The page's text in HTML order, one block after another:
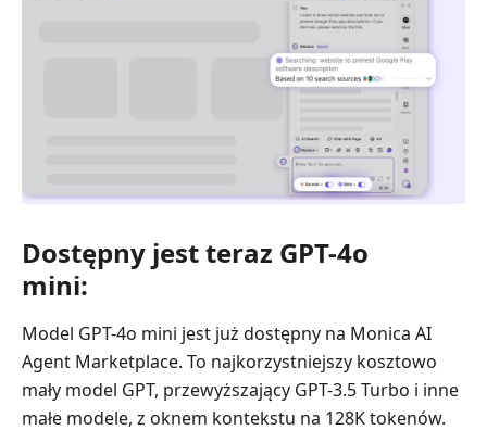
Dostępny jest teraz GPT-4o
mini:
Model GPT-4o mini jest już dostępny na Monica AI
Agent Marketplace. To najkorzystniejszy kosztowo
mały model GPT, przewyższający GPT-3.5 Turbo i inne
małe modele, z oknem kontekstu na 128K tokenów.